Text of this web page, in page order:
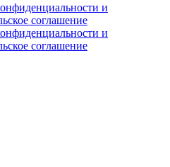
и
соглашение
и
соглашение